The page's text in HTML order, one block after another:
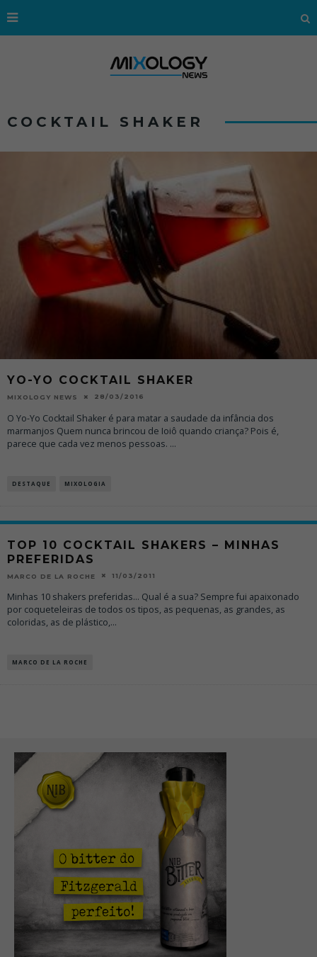
COCKTAIL SHAKER
YO-YO COCKTAIL SHAKER
MIXOLOGY NEWS 28/03/2016
O Yo-Yo Cocktail Shaker é para matar a saudade da infância dos
marmanjos Quem nunca brincou de Ioiô quando criança? Pois é,
parece que cada vez menos pessoas. ...
DESTAQUE MIXOLOGIA
TOP 10 COCKTAIL SHAKERS – MINHAS
PREFERIDAS
MARCO DE LA ROCHE 11/03/2011
Minhas 10 shakers preferidas... Qual é a sua? Sempre fui apaixonado
por coqueteleiras de todos os tipos, as pequenas, as grandes, as
coloridas, as de plástico,...
MARCO DE LA ROCHE